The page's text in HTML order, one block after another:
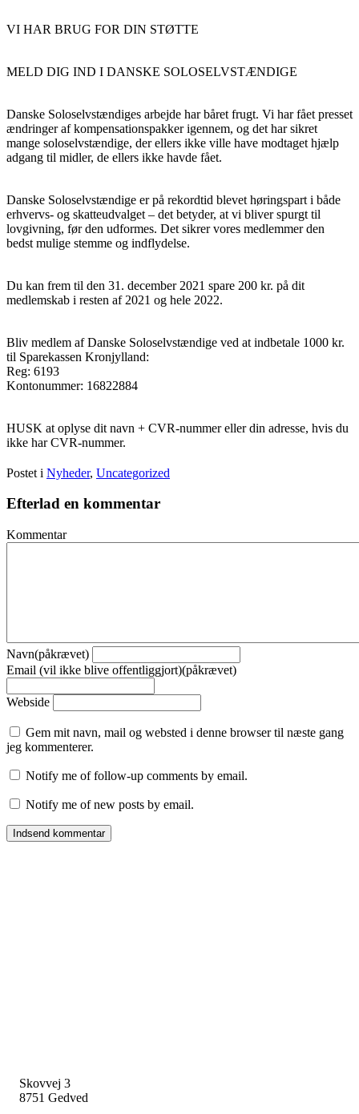
VI HAR BRUG FOR DIN STØTTE
MELD DIG IND I DANSKE SOLOSELVSTÆNDIGE
Danske Soloselvstændiges arbejde har båret frugt. Vi har fået presset
ændringer af kompensationspakker igennem, og det har sikret
mange soloselvstændige, der ellers ikke ville have modtaget hjælp
adgang til midler, de ellers ikke havde fået.
Danske Soloselvstændige er på rekordtid blevet høringspart i både
erhvervs- og skatteudvalget – det betyder, at vi bliver spurgt til
lovgivning, før den udformes. Det sikrer vores medlemmer den
bedst mulige stemme og indflydelse.
Du kan frem til den 31. december 2021 spare 200 kr. på dit
medlemskab i resten af 2021 og hele 2022.
Bliv medlem af Danske Soloselvstændige ved at indbetale 1000 kr.
til Sparekassen Kronjylland:
Reg: 6193
Kontonummer: 16822884
HUSK at oplyse dit navn + CVR-nummer eller din adresse, hvis du
ikke har CVR-nummer.
Postet i Nyheder, Uncategorized
Efterlad en kommentar
Kommentar
Navn(påkrævet)
Email (vil ikke blive offentliggjort)(påkrævet)
Webside
Gem mit navn, mail og websted i denne browser til næste gang
jeg kommenterer.
Notify me of follow-up comments by email.
Notify me of new posts by email.
Skovvej 3
8751 Gedved